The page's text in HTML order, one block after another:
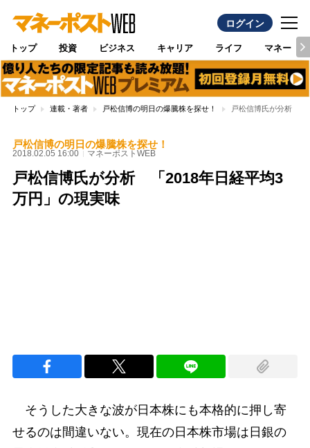
ログイン
トップ 投資 ビジネス キャリア ライフ マネー
トップ 連載・著者 戸松信博の明日の爆騰株を探せ！ 戸松信博氏が分析 「
戸松信博の明日の爆騰株を探せ！
2018.02.05 16:00 マネーポストWEB
戸松信博氏が分析 「2018年日経平均3
万円」の現実味
そうした大きな波が日本株にも本格的に押し寄
せるのは間違いない。現在の日本株市場は日銀の